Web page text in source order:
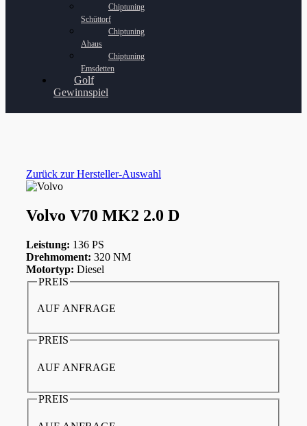
Chiptuning
Schüttorf
Chiptuning
Ahaus
Chiptuning
Emsdetten
Golf
Gewinnspiel
Zurück zur Hersteller-Auswahl
Volvo V70 MK2 2.0 D
Leistung: 136 PS
Drehmoment: 320 NM
Motortyp: Diesel
PREIS
AUF ANFRAGE
PREIS
AUF ANFRAGE
PREIS